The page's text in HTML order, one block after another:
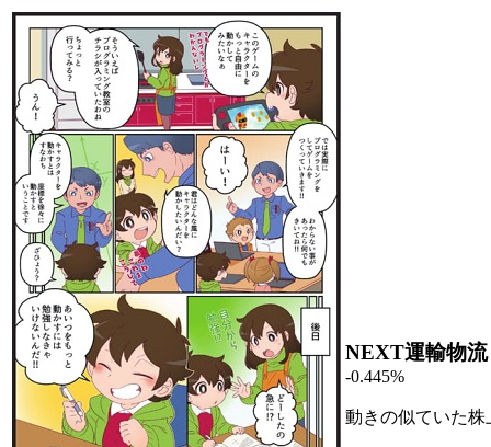
NEXT運輸物流
-0.445%
動きの似ていた